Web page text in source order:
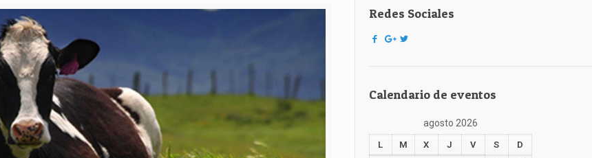
Redes Sociales
Calendario de eventos
agosto 2026
L M X J V S
D